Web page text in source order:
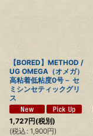
【BORED】METHOD /
UG OMEGA（オメガ）
高粘着低粘度0号－ セ
ミシンセティックグリ
ス
1,727円(税別)
(税込 : 1,900円)